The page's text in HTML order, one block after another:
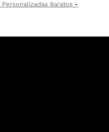
Personalizadas Baratos